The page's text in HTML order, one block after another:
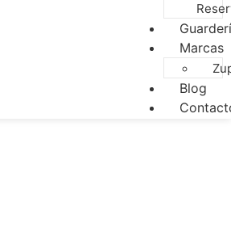
Marcas
Blog